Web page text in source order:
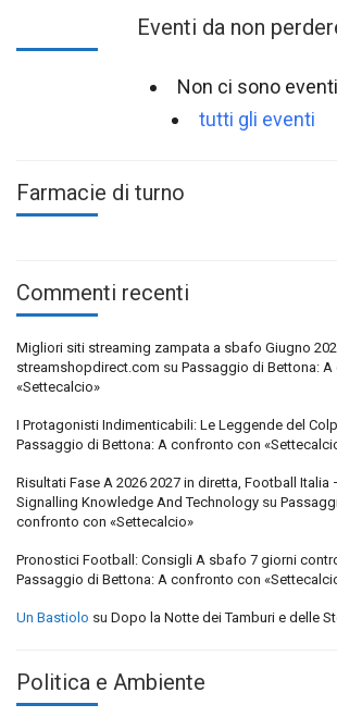
Eventi da non
Non ci sono eventi
tutti gli eventi
Farmacie di turno
Commenti recenti
Migliori siti streaming zampata a sbafo Giugno
streamshopdirect.com su Passaggio di Bettona:
«Settecalcio»
I Protagonisti Indimenticabili: Le Leggende del
Passaggio di Bettona: A confronto con
Risultati Fase A 2026 2027 in diretta, Football
Signalling Knowledge And Technology su
confronto con «Settecalcio»
Pronostici Football: Consigli A sbafo 7 giorni
Passaggio di Bettona: A confronto con
Un Bastiolo su Dopo la Notte dei Tamburi e delle
Politica e Ambiente